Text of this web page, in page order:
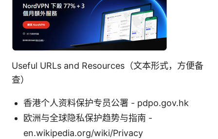
Useful URLs and Resources（文本形式，方便备
查）
香港个人资料保护专员公署 - pdpo.gov.hk
欧洲与全球隐私保护趋势与指南 -
en.wikipedia.org/wiki/Privacy